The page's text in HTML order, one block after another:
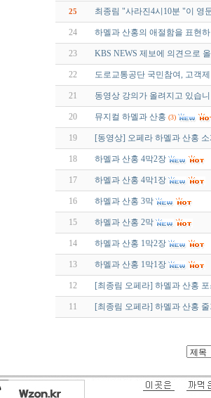
25 최종림 "사라진4시10분 "이 영
24 하멜과 산홍의 애절함을 표현
23 KBS NEWS 제보에 의견으로
22 도로교통공단 국민참여, 고객
21 동영상 강의가 올려지고 있습
20 뮤지컬 하멜과 산홍 (3)
19 [동영상] 오페라 하멜과 산홍
18 하멜과 산홍 4막2장
17 하멜과 산홍 4막1장
16 하멜과 산홍 3막
15 하멜과 산홍 2막
14 하멜과 산홍 1막2장
13 하멜과 산홍 1막1장
12 [최종림 오페라] 하멜과 산홍
11 [최종림 오페라] 하멜과 산홍